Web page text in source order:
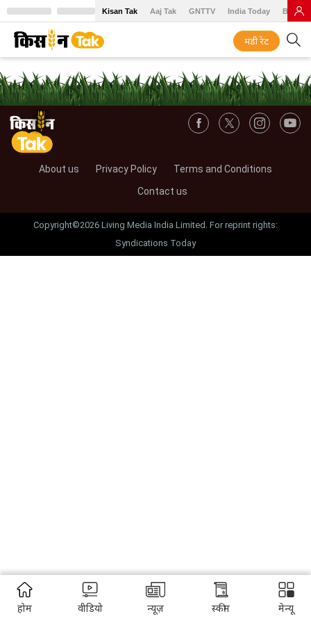
Kisan Tak Aaj Tak GNTTV India Today BT
मंडी रेट
About us Privacy Policy
Terms and Conditions
Contact us
Copyright©2026 Living Media India Limited. For reprint rights:
Syndications Today
होम वीडियो न्यूज़ स्कीम मेन्यू